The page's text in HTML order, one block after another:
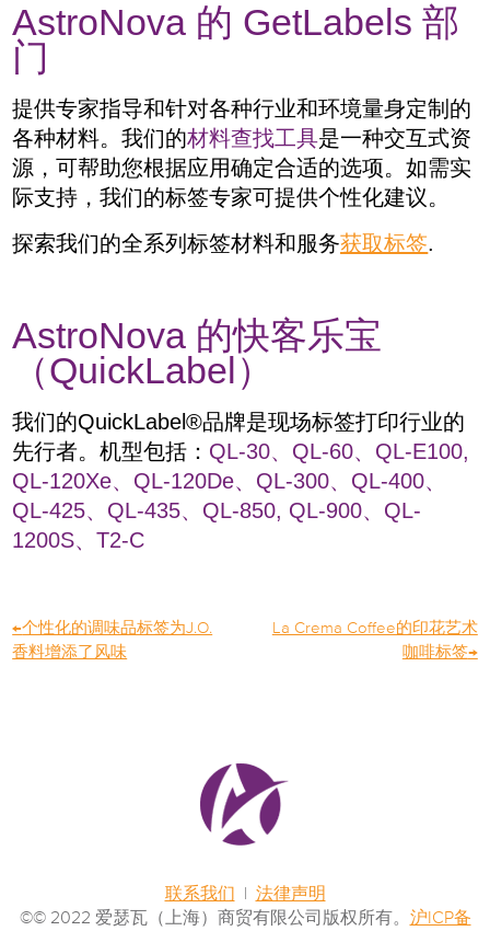
AstroNova 的 GetLabels部
门
提供专家指导和针对各种行业和环境量身定制的
各种材料。我们的材料查找工具是一种交互式资
源，可帮助您根据应用确定合适的选项。如需实
际支持，我们的标签专家可提供个性化建议。
探索我们的全系列标签材料和服务获取标签.
AstroNova 的快客乐宝
（QuickLabel）
我们的QuickLabel®品牌是现场标签打印行业的
先行者。机型包括： QL-30、 QL-60、 QL-E100,
QL-120Xe、 QL-120De、 QL-300、 QL-400、
QL-425、 QL-435、 QL-850, QL-900、 QL-
1200S、T2-C
←个性化的调味品标签为J.O.
香料增添了风味
La Crema Coffee的印花艺术
咖啡标签→
联系我们
法律声明
©© 2022 爱瑟瓦（上海）商贸有限公司版权所有。 沪ICP备